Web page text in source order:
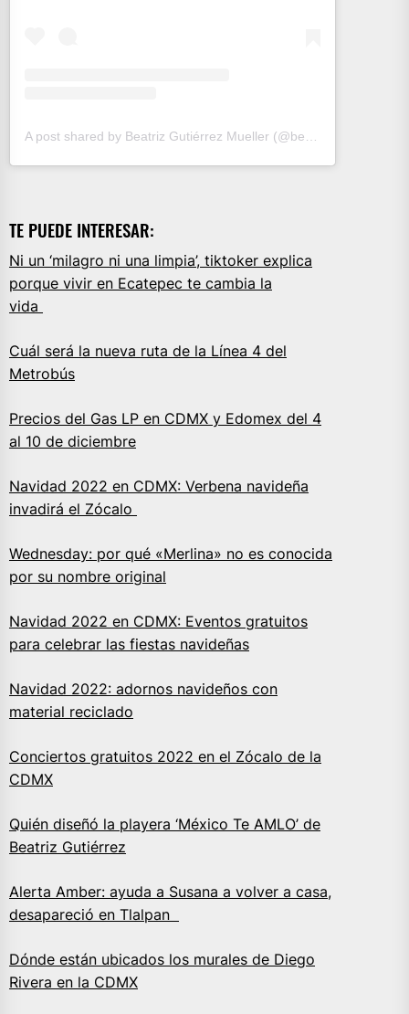
TE PUEDE INTERESAR:
Ni un ‘milagro ni una limpia’, tiktoker explica
porque vivir en Ecatepec te cambia la
vida
Cuál será la nueva ruta de la Línea 4 del
Metrobús
Precios del Gas LP en CDMX y Edomex del 4
al 10 de diciembre
Navidad 2022 en CDMX: Verbena navideña
invadirá el Zócalo
Wednesday: por qué «Merlina» no es conocida
por su nombre original
Navidad 2022 en CDMX: Eventos gratuitos
para celebrar las fiestas navideñas
Navidad 2022: adornos navideños con
material reciclado
Conciertos gratuitos 2022 en el Zócalo de la
CDMX
Quién diseñó la playera ‘México Te AMLO’ de
Beatriz Gutiérrez
Alerta Amber: ayuda a Susana a volver a casa,
desapareció en Tlalpan
Dónde están ubicados los murales de Diego
Rivera en la CDMX